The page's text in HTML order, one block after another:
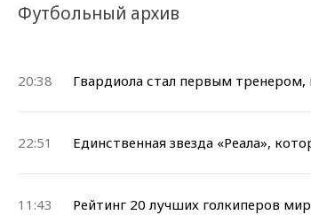
Футбольный архив
20:38 Гвардиола стал первым
22:51 Единственная звезда «Реала»,
11:43 Рейтинг 20 лучших голкиперов